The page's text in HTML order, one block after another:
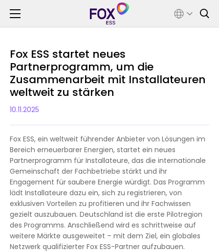
Fox ESS startet neues
Partnerprogramm, um die
Zusammenarbeit mit Installateuren
weltweit zu stärken
10.11.2025
Fox ESS, ein weltweit führender Anbieter von Lösungen im
Bereich erneuerbarer Energien, startet ein neues
Partnerprogramm für Installateure, das die internationale
Gemeinschaft der Fachbetriebe stärkt und ihr
Engagement für saubere Energie würdigt. Das Programm
lädt Installateure dazu ein, sich zu registrieren, von
exklusiven Vorteilen zu profitieren und ihr Fachwissen
gezielt auszubauen. Deutschland ist die erste Pilotregion
des Programms. Anschließend wird es schrittweise auf
weitere Märkte ausgeweitet – mit dem Ziel, ein globales
Netzwerk qualifizierter Fox ESS-Partner aufzubauen.